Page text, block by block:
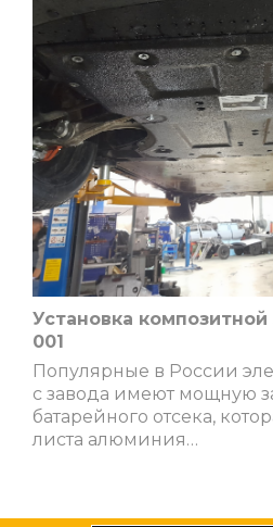
Установка
001
Популярные в России
с завода имеют мощную
батарейного отсека,
листа алюминия…